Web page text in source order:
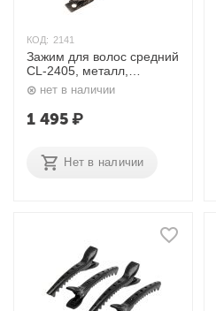
КОД: 2141
Зажим для волос средний
CL-2405, металл,
серебристый, 6,5 см, 36
шт. Dewal
нет в наличии
1 495₽
Нет в наличии